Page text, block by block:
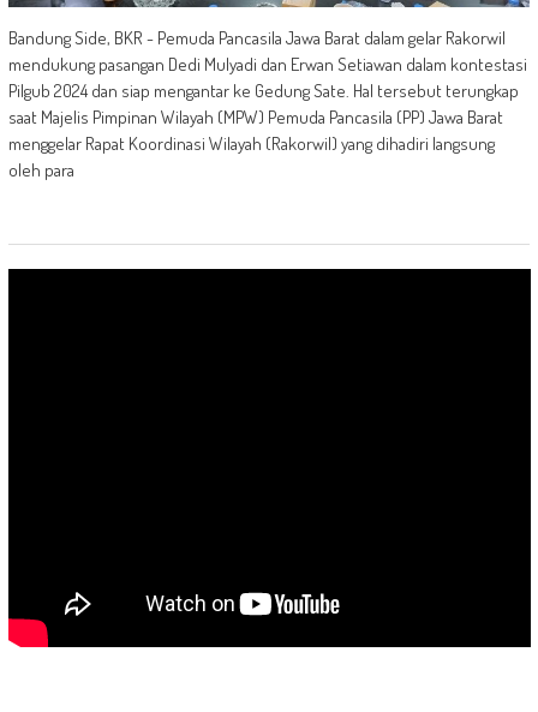
Bandung Side, BKR - Pemuda Pancasila Jawa Barat dalam gelar Rakorwil
mendukung pasangan Dedi Mulyadi dan Erwan Setiawan dalam kontestasi
Pilgub 2024 dan siap mengantar ke Gedung Sate. Hal tersebut terungkap
saat Majelis Pimpinan Wilayah (MPW) Pemuda Pancasila (PP) Jawa Barat
menggelar Rapat Koordinasi Wilayah (Rakorwil) yang dihadiri langsung
oleh para